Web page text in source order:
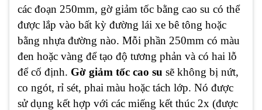
các đoạn 250mm, gờ giảm tốc bằng cao su có thể
được lắp vào bất kỳ đường lái xe bê tông hoặc
bằng nhựa đường nào. Mỗi phần 250mm có màu
đen hoặc vàng để tạo độ tương phản và có hai lỗ
để cố định. Gờ giảm tốc cao su sẽ không bị nứt,
co ngót, rỉ sét, phai màu hoặc tách lớp. Nó được
sử dụng kết hợp với các miếng kết thúc 2x (được